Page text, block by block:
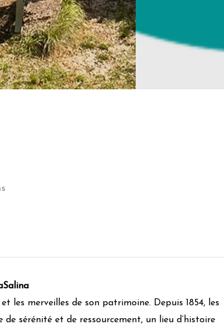
les merveilles de son patrimoine. Depuis 1854, les
de sérénité et de ressourcement, un lieu d’histoire